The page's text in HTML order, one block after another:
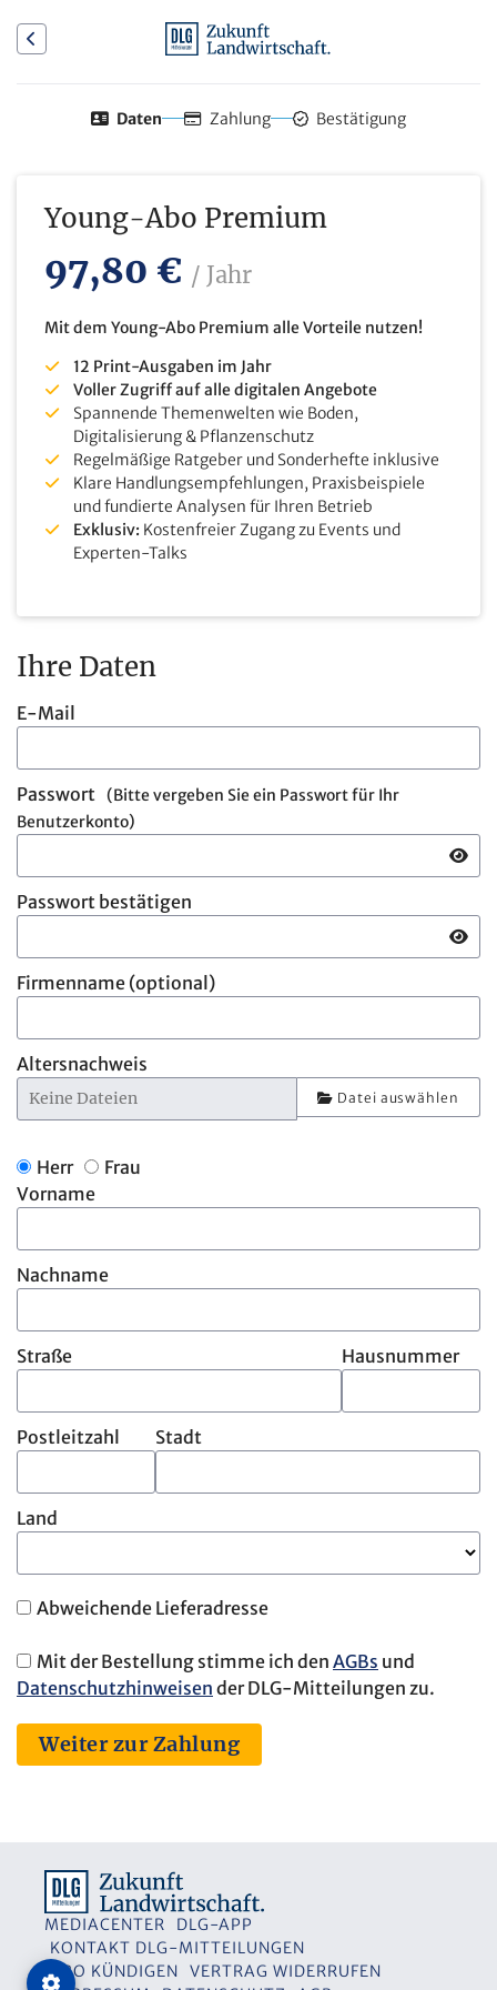
Daten Zahlung Bestätigung
Ihre Daten
E-Mail
Passwort
Passwort bestätigen
Firmenname (optional)
Altersnachweis
Datei auswählen
Herr
Frau
Vorname
Nachname
Straße Hausnummer
Postleitzahl Stadt
Land
Abweichende Lieferadresse
Mit der Bestellung stimme ich den AGBs und
Datenschutzhinweisen der DLG-Mitteilungen zu.
Weiter zur Zahlung
Young-Abo Premium
97,80 € / Jahr
Mit dem Young-Abo Premium alle Vorteile nutzen!
12 Print-Ausgaben im Jahr
Voller Zugriff auf alle digitalen Angebote
Spannende Themenwelten wie Boden,
Digitalisierung & Pflanzenschutz
Regelmäßige Ratgeber und Sonderhefte inklusive
Klare Handlungsempfehlungen, Praxisbeispiele
und fundierte Analysen für Ihren Betrieb
Exklusiv: Kostenfreier Zugang zu Events und
Experten-Talks
MEDIACENTER
DLG-APP
KONTAKT DLG-MITTEILUNGEN
ABO KÜNDIGEN
VERTRAG WIDERRUFEN